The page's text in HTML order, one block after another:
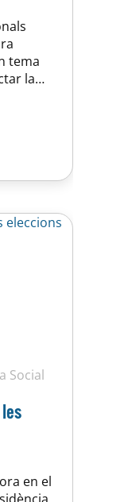
tema
la
el
per
Social
en el